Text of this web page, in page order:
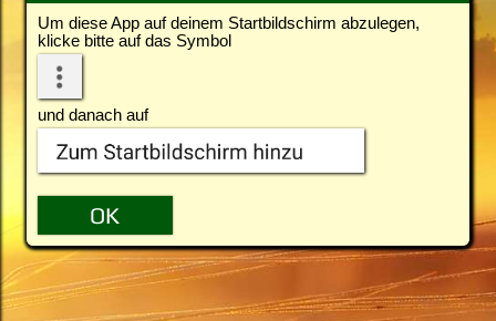
Um diese App auf deinem Startbildschirm abzulegen,
klicke bitte auf das Symbol
und danach auf